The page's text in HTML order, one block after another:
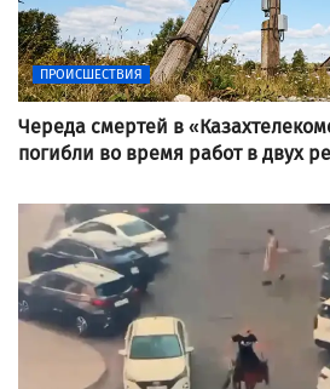
ПРОИСШЕСТВИЯ
Череда смертей в
погибли во время работ в двух